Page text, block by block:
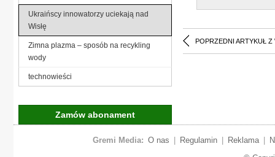
POPRZEDNI ARTYKUŁ Z
Ukraińscy innowatorzy uciekają nad
Wisłę
Zimna plazma – sposób na recykling
wody
technowieści
Zamów abonament
Gremi Media: O nas Regulamin Reklama